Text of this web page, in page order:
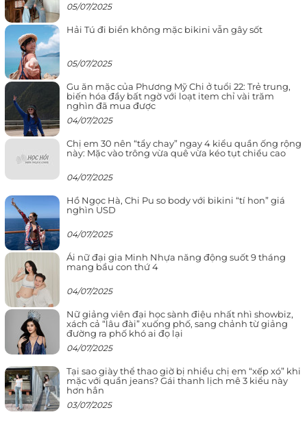
05/07/2025
Hải Tú đi biển không mặc bikini vẫn gây sốt
05/07/2025
Gu ăn mặc của Phương Mỹ Chi ở tuổi 22: Trẻ trung,
biến hóa đầy bất ngờ với loạt item chỉ vài trăm
nghìn đã mua được
04/07/2025
Chị em 30 nên “tẩy chay” ngay 4 kiểu quần ống rộng
này: Mặc vào trông vừa quê vừa kéo tụt chiều cao
04/07/2025
Hồ Ngọc Hà, Chi Pu so body với bikini “tí hon” giá
nghìn USD
04/07/2025
Ái nữ đại gia Minh Nhựa năng động suốt 9 tháng
mang bầu con thứ 4
04/07/2025
Nữ giảng viên đại học sành điệu nhất nhì showbiz,
xách cả “lâu đài” xuống phố, sang chảnh từ giảng
đường ra phố khó ai đọ lại
04/07/2025
Tại sao giày thể thao giờ bị nhiều chị em “xếp xó” khi
mặc với quần jeans? Gái thanh lịch mê 3 kiểu này
hơn hẳn
03/07/2025